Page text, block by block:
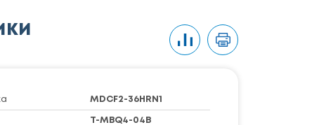
MDCF2-36HRN1
T-MBQ4-04B